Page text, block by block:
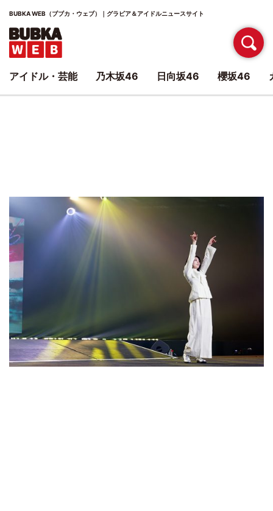
BUBKA WEB（ブブカ・ウェブ）｜グラビア＆アイドルニュースサイト
アイドル・芸能 乃木坂46 日向坂46 櫻坂46